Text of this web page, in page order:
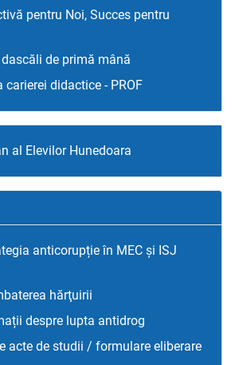
pentru Noi, Succes pentru
de primă mână
didactice - PROF
al Elevilor Hunedoara
anticorupție în MEC și ISJ
hărţuirii
despre lupta antidrog
acte de studii / formulare eliberare